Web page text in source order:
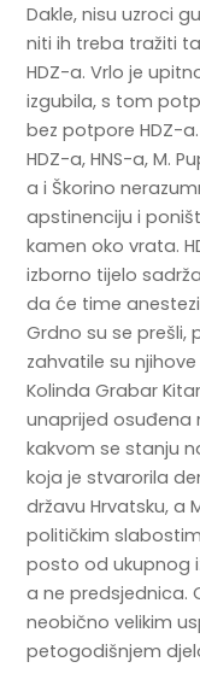
Dakle, nisu uzroci
niti ih treba tražiti
HDZ-a. Vrlo je
izgubila, s tom
bez potpore HDZ-
HDZ-a, HNS-a, M.
a i Škorino
apstinenciju i
kamen oko vrata.
izborno tijelo
da će time
Grdno su se prešli,
zahvatile su
Kolinda Grabar
unaprijed osuđena
kakvom se stanju
koja je stvarorila
državu Hrvatsku, a
političkim
posto od ukupnog
a ne predsjednica.
neobično velikim
petogodišnjem